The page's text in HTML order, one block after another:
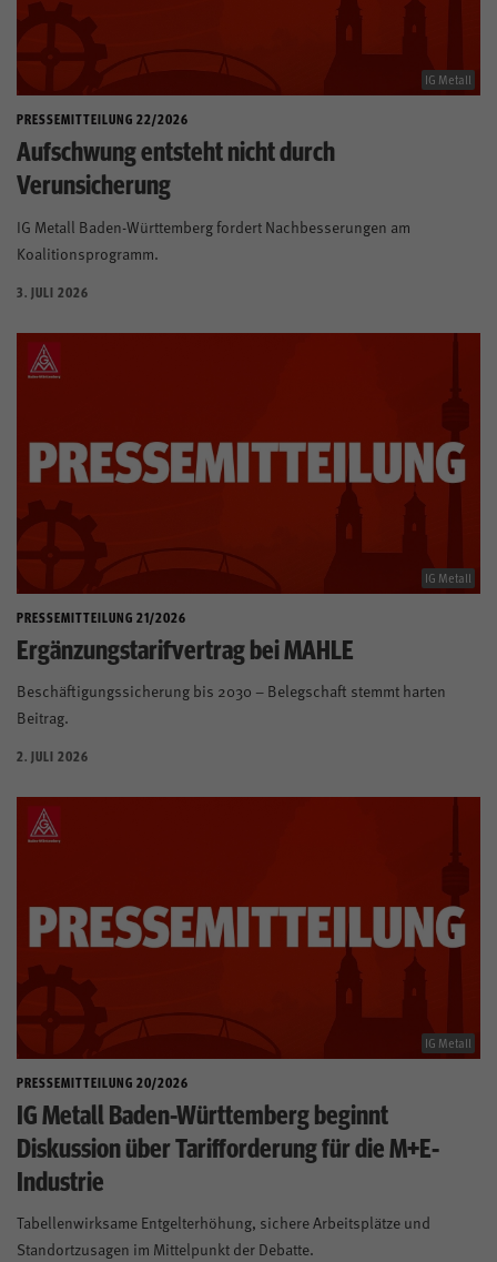
IG Metall
PRESSEMITTEILUNG 22/2026
Aufschwung entsteht nicht durch
Verunsicherung
IG Metall Baden-Württemberg fordert Nachbesserungen am
Koalitionsprogramm.
IG Metall
PRESSEMITTEILUNG 21/2026
Ergänzungstarifvertrag bei MAHLE
Beschäftigungssicherung bis 2030 – Belegschaft stemmt harten
Beitrag.
IG Metall
PRESSEMITTEILUNG 20/2026
IG Metall Baden-Württemberg beginnt
Diskussion über Tarifforderung für die M+E-
Industrie
Tabellenwirksame Entgelterhöhung, sichere Arbeitsplätze und
Standortzusagen im Mittelpunkt der Debatte.